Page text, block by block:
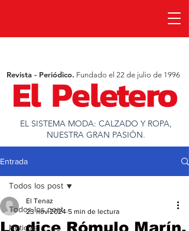
EL SISTEMA MODA: CALZADO Y ROPA,
NUESTRA GRAN PASIÓN.
Revista - Periódico. Fundado el 22 de julio de 1996
Entrada
Todos los post
Noticias
Todos los post
Lo dice Rómulo Marín,
El Tenaz
23 nov 2024 5 min de lectura